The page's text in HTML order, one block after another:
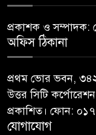
প্রকাশক ও সম্পাদক:
অফিস ঠিকানা
প্রথম ভোর ভবন,
উত্তর সিটি
প্রকাশিত। ফোন:
যোগাযোগ